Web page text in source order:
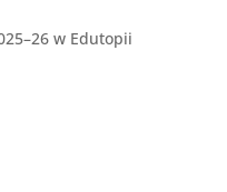
w Edutopii